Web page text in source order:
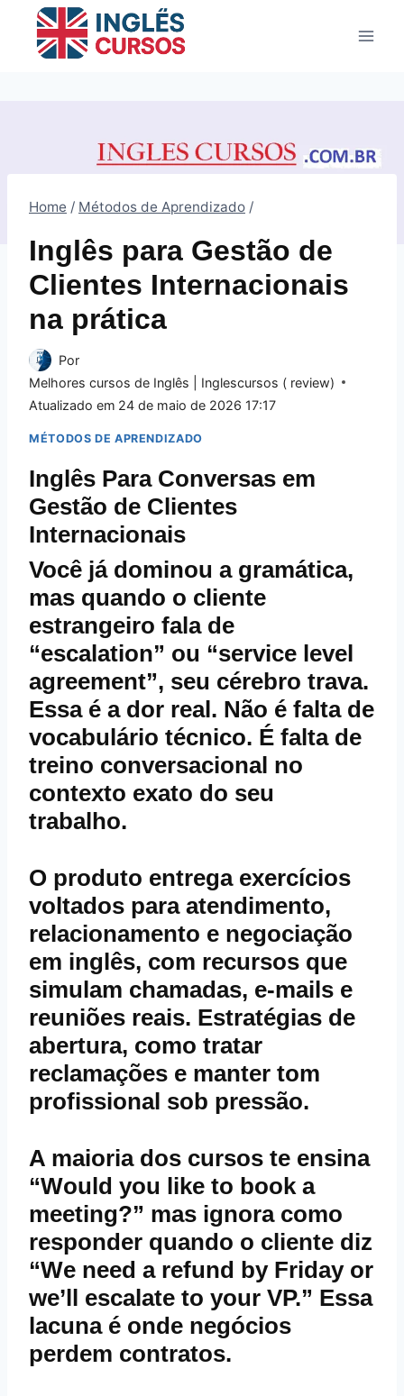
Home / Métodos de Aprendizado /
Inglês para Gestão de
Clientes Internacionais
na prática
Por
Melhores cursos de Inglês | Inglescursos ( review)
Atualizado em 24 de maio de 2026 17:17
MÉTODOS DE APRENDIZADO
Inglês Para Conversas em
Gestão de Clientes
Internacionais
Você já dominou a gramática,
mas quando o cliente
estrangeiro fala de
“escalation” ou “service level
agreement”, seu cérebro trava.
Essa é a dor real. Não é falta de
vocabulário técnico. É falta de
treino conversacional no
contexto exato do seu
trabalho.
O produto entrega exercícios
voltados para atendimento,
relacionamento e negociação
em inglês, com recursos que
simulam chamadas, e-mails e
reuniões reais. Estratégias de
abertura, como tratar
reclamações e manter tom
profissional sob pressão.
A maioria dos cursos te ensina
“Would you like to book a
meeting?” mas ignora como
responder quando o cliente diz
“We need a refund by Friday or
we’ll escalate to your VP.” Essa
lacuna é onde negócios
perdem contratos.